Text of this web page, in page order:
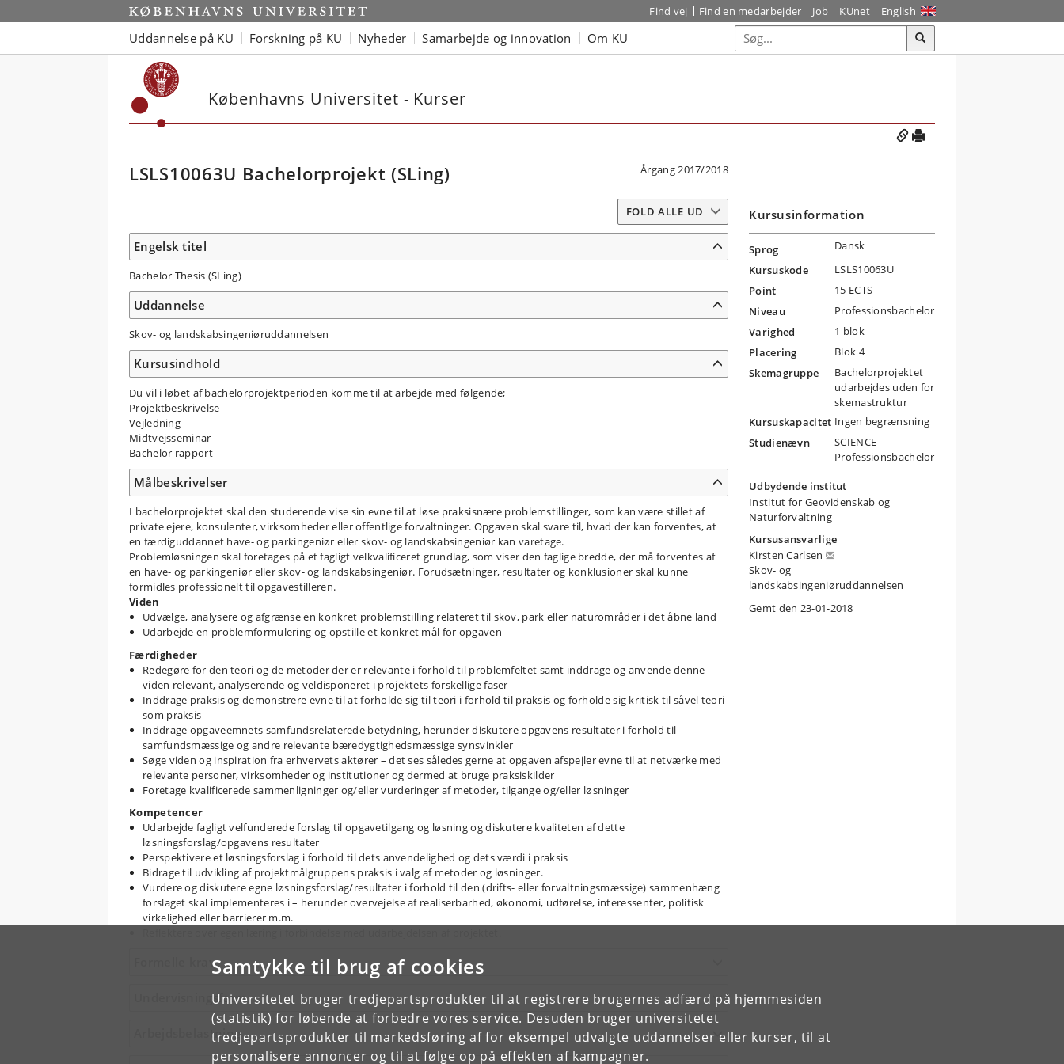
Samtykke til brug af cookies
Universitetet bruger tredjepartsprodukter til at registrere brugernes adfærd på hjemmesiden
(statistik) for løbende at forbedre vores service. Desuden bruger universitetet
tredjepartsprodukter til markedsføring af for eksempel udvalgte uddannelser eller kurser, til at
personalisere annoncer og til at følge op på effekten af kampagner.
Find vej Find en medarbejder Job KUnet English
Uddannelse på KU Forskning på KU Nyheder Samarbejde og innovation Om KU
Københavns Universitet - Kurser
LSLS10063U Bachelorprojekt (SLing) Årgang 2017/2018
FOLD ALLE UD
Engelsk titel
Bachelor Thesis (SLing)
Uddannelse
Skov- og landskabsingeniøruddannelsen
Kursusindhold
Du vil i løbet af bachelorprojektperioden komme til at arbejde med følgende;
Projektbeskrivelse
Vejledning
Midtvejsseminar
Bachelor rapport
Målbeskrivelser
I bachelorprojektet skal den studerende vise sin evne til at løse praksisnære problemstillinger, som kan være stillet af
private ejere, konsulenter, virksomheder eller offentlige forvaltninger. Opgaven skal svare til, hvad der kan forventes, at
en færdiguddannet have- og parkingeniør eller skov- og landskabsingeniør kan varetage.
Problemløsningen skal foretages på et fagligt velkvalificeret grundlag, som viser den faglige bredde, der må forventes af
en have- og parkingeniør eller skov- og landskabsingeniør. Forudsætninger, resultater og konklusioner skal kunne
formidles professionelt til opgavestilleren.
Viden
Udvælge, analysere og afgrænse en konkret problemstilling relateret til skov, park eller naturområder i det åbne land
Udarbejde en problemformulering og opstille et konkret mål for opgaven
Færdigheder
Redegøre for den teori og de metoder der er relevante i forhold til problemfeltet samt inddrage og anvende denne
viden relevant, analyserende og veldisponeret i projektets forskellige faser
Inddrage praksis og demonstrere evne til at forholde sig til teori i forhold til praksis og forholde sig kritisk til såvel teori
som praksis
Inddrage opgaveemnets samfundsrelaterede betydning, herunder diskutere opgavens resultater i forhold til
samfundsmæssige og andre relevante bæredygtighedsmæssige synsvinkler
Søge viden og inspiration fra erhvervets aktører – det ses således gerne at opgaven afspejler evne til at netværke med
relevante personer, virksomheder og institutioner og dermed at bruge praksiskilder
Foretage kvalificerede sammenligninger og/eller vurderinger af metoder, tilgange og/eller løsninger
Kompetencer
Udarbejde fagligt velfunderede forslag til opgavetilgang og løsning og diskutere kvaliteten af dette
løsningsforslag/opgavens resultater
Perspektivere et løsningsforslag i forhold til dets anvendelighed og dets værdi i praksis
Bidrage til udvikling af projektmålgruppens praksis i valg af metoder og løsninger.
Vurdere og diskutere egne løsningsforslag/​resultater i forhold til den (drifts- eller forvaltningsmæssige) sammenhæng
forslaget skal implementeres i – herunder overvejelse af realiserbarhed, økonomi, udførelse, interessenter, politisk
virkelighed eller barrierer m.m.
Formelle krav
Undervisningsform
Arbejdsbelastning
Kursusinformation
Sprog
Dansk
Kursuskode
LSLS10063U
Point
15 ECTS
Niveau
Professionsbachelor
Varighed
1 blok
Placering
Blok 4
Skemagruppe
Bachelorprojektet
udarbejdes uden for
skemastruktur
Kursuskapacitet Ingen begrænsning
Studienævn
SCIENCE
Professionsbachelor
Udbydende institut
Institut for Geovidenskab og
Naturforvaltning
Kursusansvarlige
Kirsten Carlsen
Skov- og
landskabsingeniøruddannelsen
Gemt den 23-01-2018